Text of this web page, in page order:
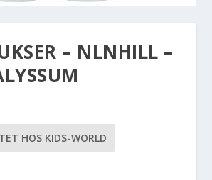
– NLNHILL –
HOS KIDS-WORLD